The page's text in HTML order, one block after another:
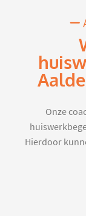
Onze
Hierdoor